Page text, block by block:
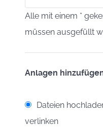
Alle mit einem *
müssen ausgefüllt
Anlagen
Dateien
verlinken